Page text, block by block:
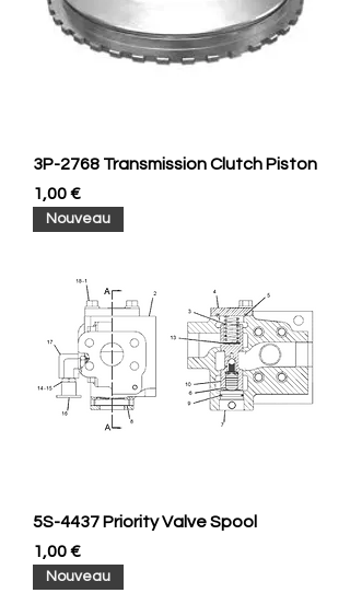
3P-2768 Transmission Clutch Piston
Prix
1,00 €
Nouveau
5S-4437 Priority Valve Spool
Prix
1,00 €
Nouveau